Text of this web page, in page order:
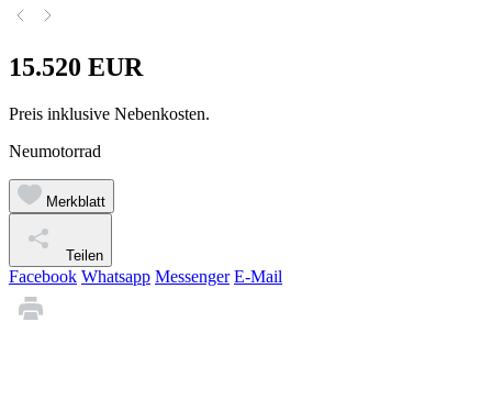
15.520 EUR
Preis inklusive Nebenkosten.
Neumotorrad
Merkblatt
Teilen
Facebook Whatsapp Messenger E-Mail